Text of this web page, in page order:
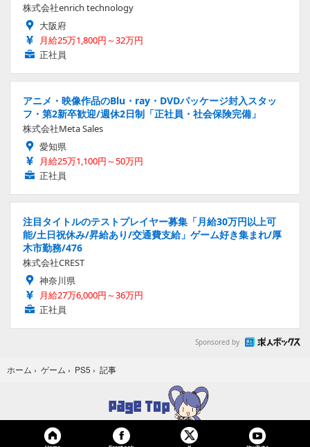
株式会社enrich technology
大阪府
月給25万1,800円～32万円
正社員
アニメ・映像作品のBlu・ray・DVDパッケージ封入スタッ
フ・第2新卒歓迎/週休2日制「正社員・社会保険完備」
株式会社Meta Sales
愛知県
月給25万1,100円～50万円
正社員
注目タイトルのテストプレイヤー募集「月給30万円以上可
能/土日祝休み/昇給あり/交通費支給」ゲーム好き集まれ/厚
木市勤務/476
株式会社CREST
神奈川県
月給27万6,000円～36万円
正社員
Sponsored by
ホーム › ゲーム › PS5 › 記事